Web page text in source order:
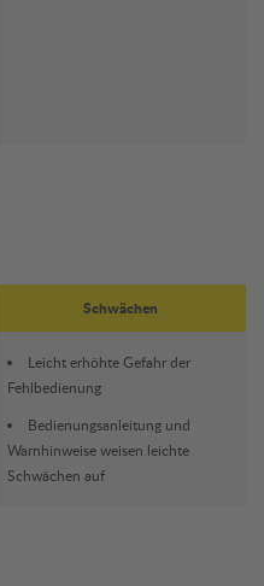
Schwächen
Leicht erhöhte Gefahr der
Fehlbedienung
Bedienungsanleitung und
Warnhinweise weisen leichte
Schwächen auf